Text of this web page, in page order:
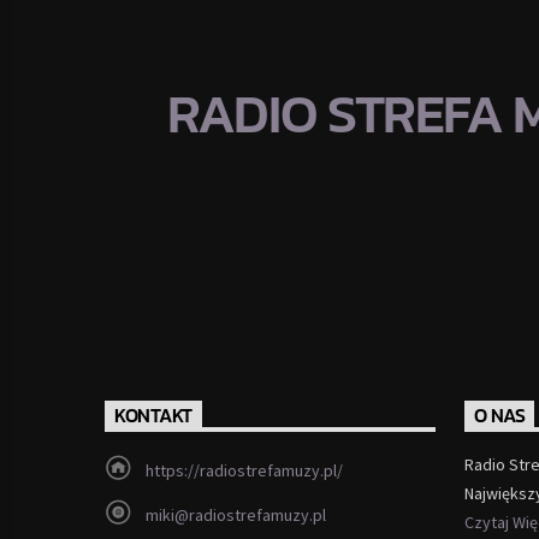
RADIO STREFA
KONTAKT
https://radiostrefamuzy.pl/
miki@radiostrefamuzy.pl
O NAS
Radio
Czytaj